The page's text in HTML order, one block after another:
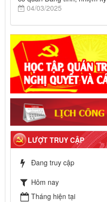
04/03/2025
LƯỢT TRUY CẬP
Đang truy cập
Hôm nay
Tháng hiện tại